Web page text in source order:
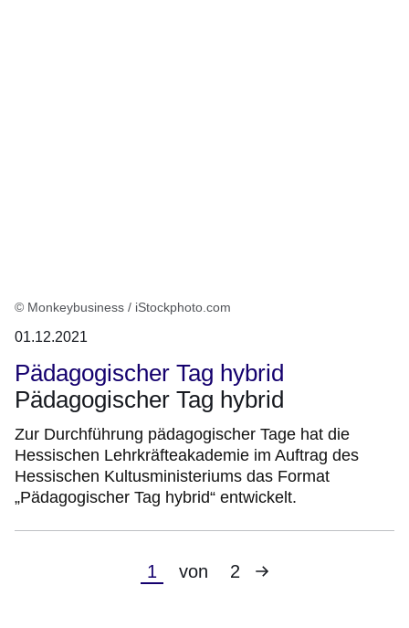
© Monkeybusiness / iStockphoto.com
01.12.2021
Pädagogischer Tag hybrid
Pädagogischer Tag hybrid
Zur Durchführung pädagogischer Tage hat die
Hessischen Lehrkräfteakademie im Auftrag des
Hessischen Kultusministeriums das Format
„Pädagogischer Tag hybrid“ entwickelt.
Aktuelle
1 von 2
Nächste